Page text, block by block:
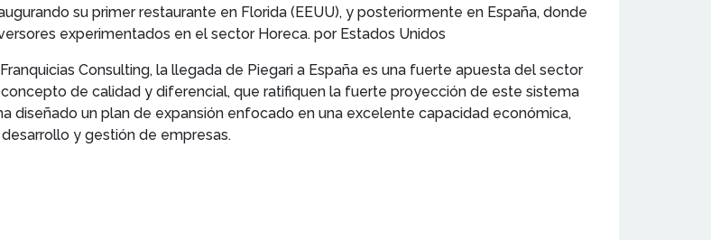
su primer restaurante en Florida (EEUU), y posteriormente en España, donde
experimentados en el sector Horeca. por Estados Unidos
Consulting, la llegada de Piegari a España es una fuerte apuesta del sector
de calidad y diferencial, que ratifiquen la fuerte proyección de este sistema
diseñado un plan de expansión enfocado en una excelente capacidad económica,
y gestión de empresas.